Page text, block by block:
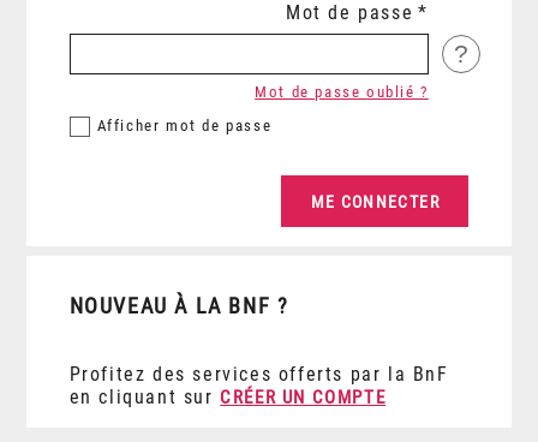
Mot de passe
?
Afficher mot de passe
Mot de passe oublié ?
NOUVEAU À LA BNF ?
Profitez des services offerts par la BnF
en cliquant sur CRÉER UN COMPTE